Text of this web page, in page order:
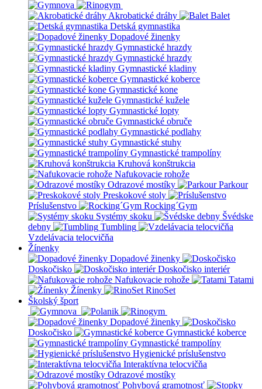
Akrobatické dráhy
Balet
Detská gymnastika
Dopadové žinenky
Gymnastické hrazdy
Gymnastické hrazdy
Gymnastické kladiny
Gymnastické koberce
Gymnastické kone
Gymnastické kužele
Gymnastické lopty
Gymnastické obruče
Gymnastické podlahy
Gymnastické stuhy
Gymnastické trampolíny
Kruhová konštrukcia
Nafukovacie rohože
Odrazové mostíky
Parkour
Preskokové stoly
Príslušenstvo
Rocking´Gym
Systémy skoku
Švédske
debny
Tumbling
Vzdelávacia telocvičňa
Žínenky
Dopadové žinenky
Doskočisko
Doskočisko interiér
Nafukovacie rohože
Tatami
Žínenky
RinoSet
Školský šport
Dopadové žinenky
Doskočisko
Gymnastické koberce
Gymnastické trampolíny
Hygienické príslušenstvo
Interaktívna telocvičňa
Odrazové mostíky
Pohybová gramotnosť